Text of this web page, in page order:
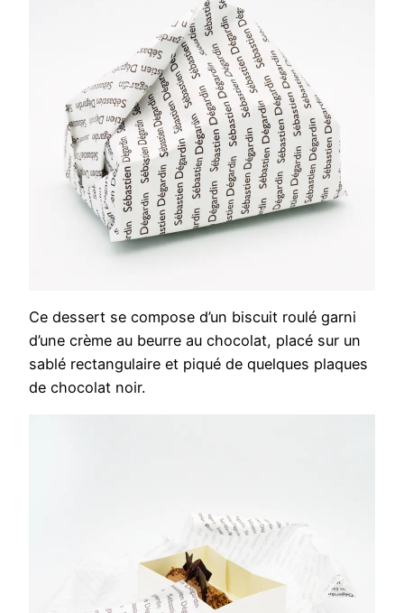
Ce dessert se compose d’un biscuit roulé garni
d’une crème au beurre au chocolat, placé sur un
sablé rectangulaire et piqué de quelques plaques
de chocolat noir.